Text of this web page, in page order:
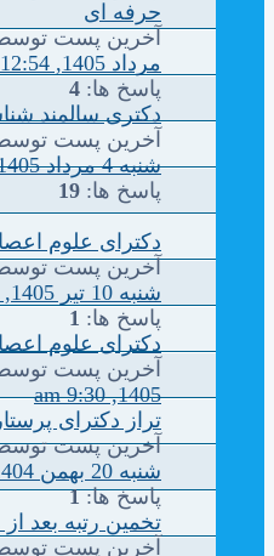
حرفه ای
آخرین پست
مرداد 1405, 12:54 pm
پاسخ ها: 4
دکتری سالمند
آخرین پست
شنبه 4 مرداد 1405, 3:36 pm
پاسخ ها: 19
دکترای علوم
آخرین پست
شنبه 10 تیر 1405, 1:34 pm
پاسخ ها: 1
دکترای علوم
آخرین پست
1405, 9:30 am
تراز دکترای
آخرین پست
شنبه 20 بهمن 1404, 8:54 am
پاسخ ها:1
تخمین رتبه بعد
آخرین پست